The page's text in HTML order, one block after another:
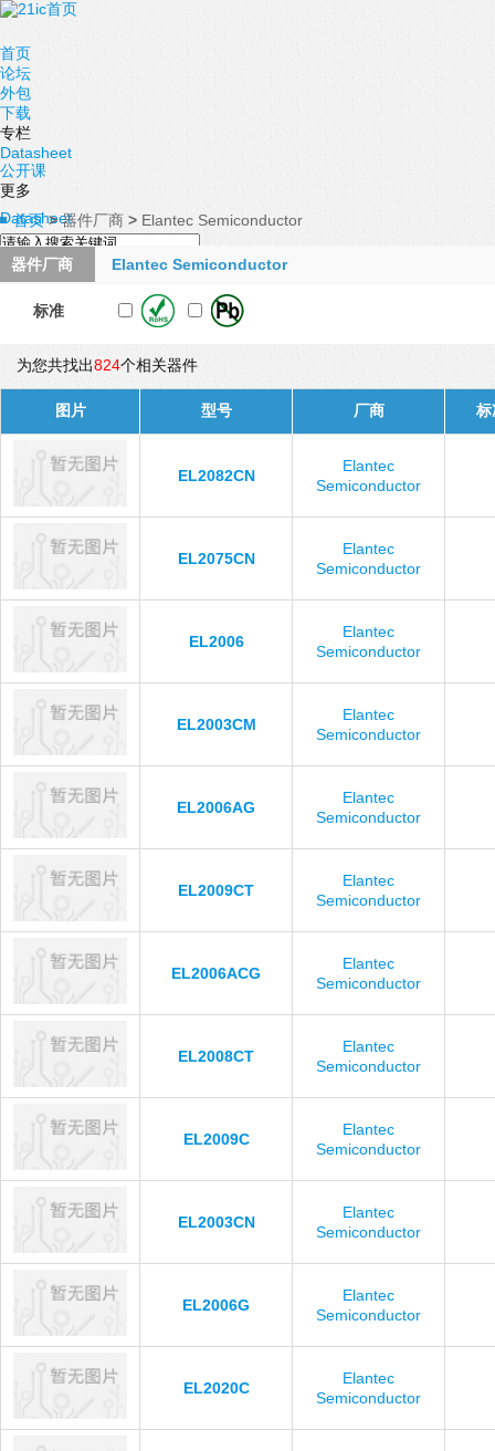
首页
论坛
外包
下载
专栏
Datasheet
公开课
更多
Datasheet
首页 >器件厂商 > Elantec Semiconductor
器件厂商 Elantec Semiconductor
标准
为您共找出824个相关器件
图片 型号 厂商 标
EL2082CN
Elantec
Semiconductor
EL2075CN
Elantec
Semiconductor
EL2006
Elantec
Semiconductor
EL2003CM
Elantec
Semiconductor
EL2006AG
Elantec
Semiconductor
EL2009CT
Elantec
Semiconductor
EL2006ACG
Elantec
Semiconductor
EL2008CT
Elantec
Semiconductor
EL2009C
Elantec
Semiconductor
EL2003CN
Elantec
Semiconductor
EL2006G
Elantec
Semiconductor
EL2020C
Elantec
Semiconductor